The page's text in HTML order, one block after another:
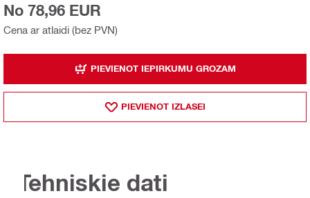
Cena ar atlaidi (bez PVN)
No 78,96 EUR
PIEVIENOT IEPIRKUMU GROZAM
PIEVIENOT IZLASEI
Tehniskie dati